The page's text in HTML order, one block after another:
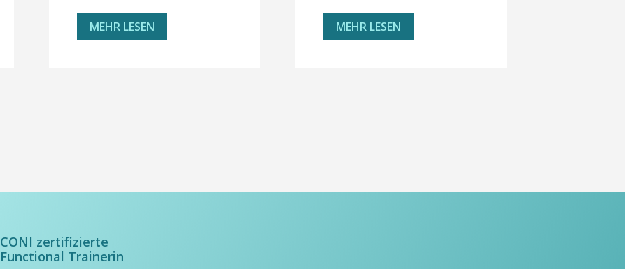
MEHR LESEN MEHR LESEN
CONI zertifizierte
Functional Trainerin